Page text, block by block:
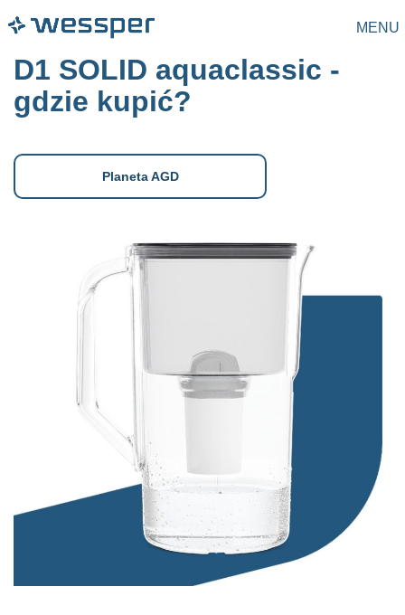
MENU
D1 SOLID aquaclassic -
gdzie kupić?
Planeta AGD